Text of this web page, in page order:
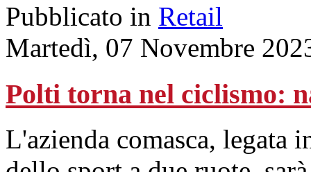
Pubblicato in Retail
Martedì, 07 Novembre
Polti torna nel ciclismo:
L'azienda comasca, legata